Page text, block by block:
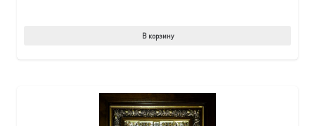
В корзину